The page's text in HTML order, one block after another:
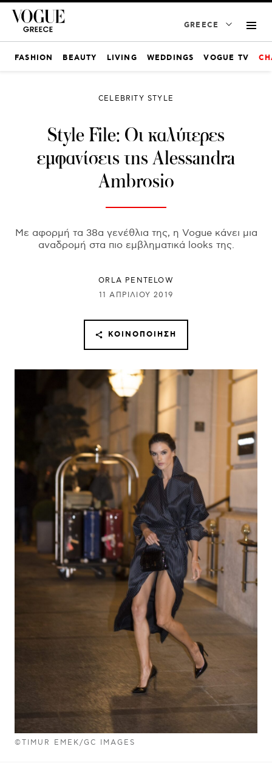
GREECE
FASHION BEAUTY LIVING WEDDINGS VOGUE TV
©TIMUR EMEK/GC IMAGES
CELEBRITY STYLE
Style File: Οι καλύτερες
εμφανίσεις της Alessandra
Ambrosio
Με αφορμή τα 38α γενέθλια της, η Vogue κάνει μια
αναδρομή στα πιο εμβληματικά looks της.
ORLA PENTELOW
11 ΑΠΡΙΛΊΟΥ 2019
ΚΟΙΝΟΠΟΊΗΣΗ